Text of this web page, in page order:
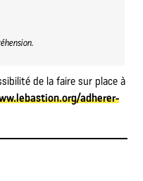
de la faire sur place à
adherer-